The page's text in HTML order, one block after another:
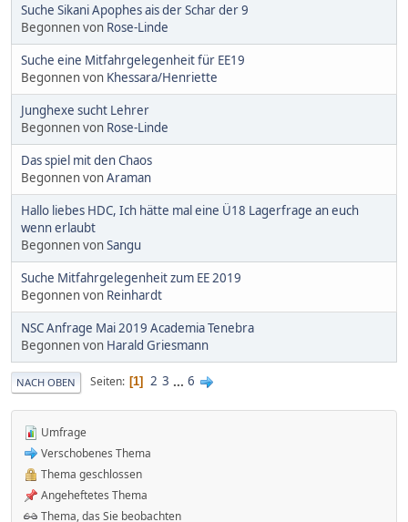
Suche Sikani Apophes ais der Schar der 9
Begonnen von Rose-Linde
Suche eine Mitfahrgelegenheit für EE19
Begonnen von Khessara/Henriette
Junghexe sucht Lehrer
Begonnen von Rose-Linde
Das spiel mit den Chaos
Begonnen vonAraman
Hallo liebes HDC, Ich hätte mal eine Ü18 Lagerfrage an euch
wenn erlaubt
Begonnen vonSangu
Suche Mitfahrgelegenheit zum EE 2019
Begonnen von Reinhardt
NSC Anfrage Mai 2019 Academia Tenebra
Begonnen von Harald Griesmann
NACH OBEN Seiten 1 2 3 ... 6
Umfrage
Verschobenes Thema
Thema geschlossen
Angeheftetes Thema
Thema, das Sie beobachten